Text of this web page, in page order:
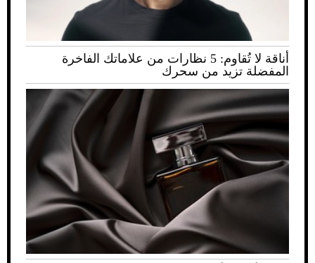
أناقة لا تُقاوم: 5 نظارات من علاماتك الفاخرة
المفضلة تزيد من سحرك